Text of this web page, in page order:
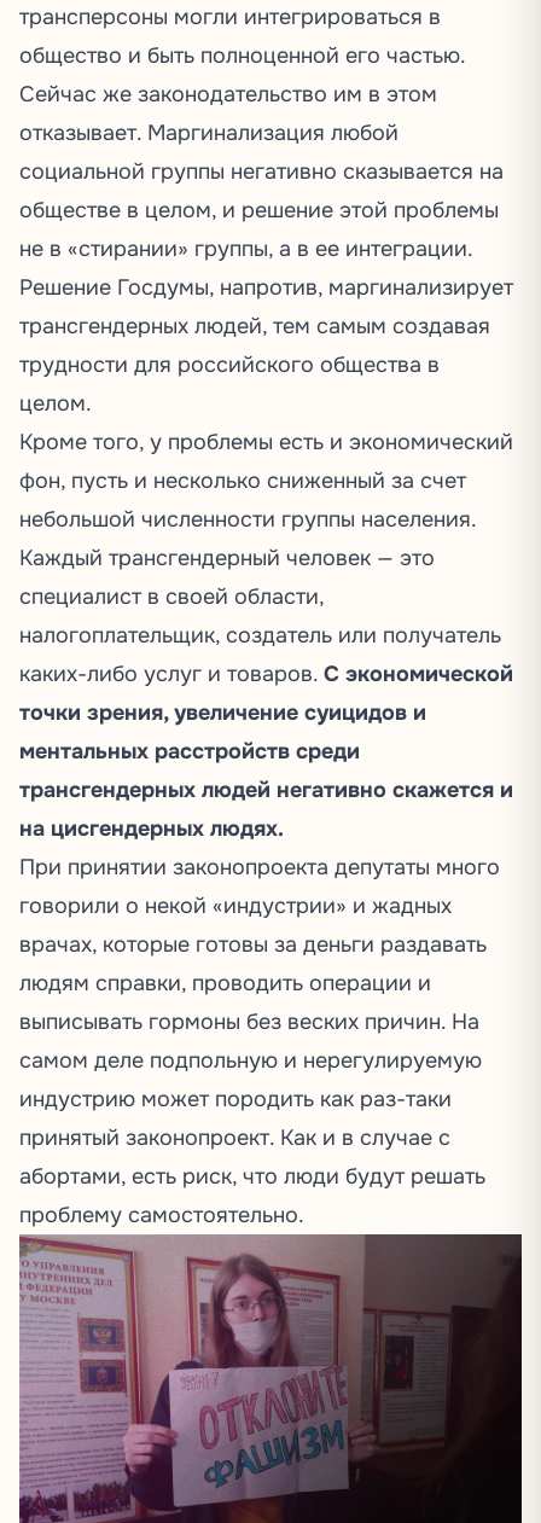
трансперсоны могли интегрироваться в
общество и быть полноценной его частью.
Сейчас же законодательство им в этом
отказывает. Маргинализация любой
социальной группы негативно сказывается на
обществе в целом, и решение этой проблемы
не в «стирании» группы, а в ее интеграции.
Решение Госдумы, напротив, маргинализирует
трансгендерных людей, тем самым создавая
трудности для российского общества в
целом.
Кроме того, у проблемы есть и экономический
фон, пусть и несколько сниженный за счет
небольшой численности группы населения.
Каждый трансгендерный человек — это
специалист в своей области,
налогоплательщик, создатель или получатель
каких-либо услуг и товаров. С экономической
точки зрения, увеличение суицидов и
ментальных расстройств среди
трансгендерных людей негативно скажется и
на цисгендерных людях.
При принятии законопроекта депутаты много
говорили о некой «индустрии» и жадных
врачах, которые готовы за деньги раздавать
людям справки, проводить операции и
выписывать гормоны без веских причин. На
самом деле подпольную и нерегулируемую
индустрию может породить как раз-таки
принятый законопроект. Как и в случае с
абортами, есть риск, что люди будут решать
проблему самостоятельно.